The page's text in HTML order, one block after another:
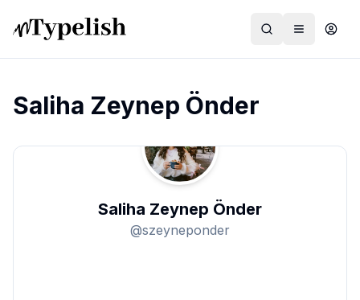
Dünya
Kültür ve Sanat
Saliha Zeynep Önder
Saliha Zeynep Önder
@szeyneponder